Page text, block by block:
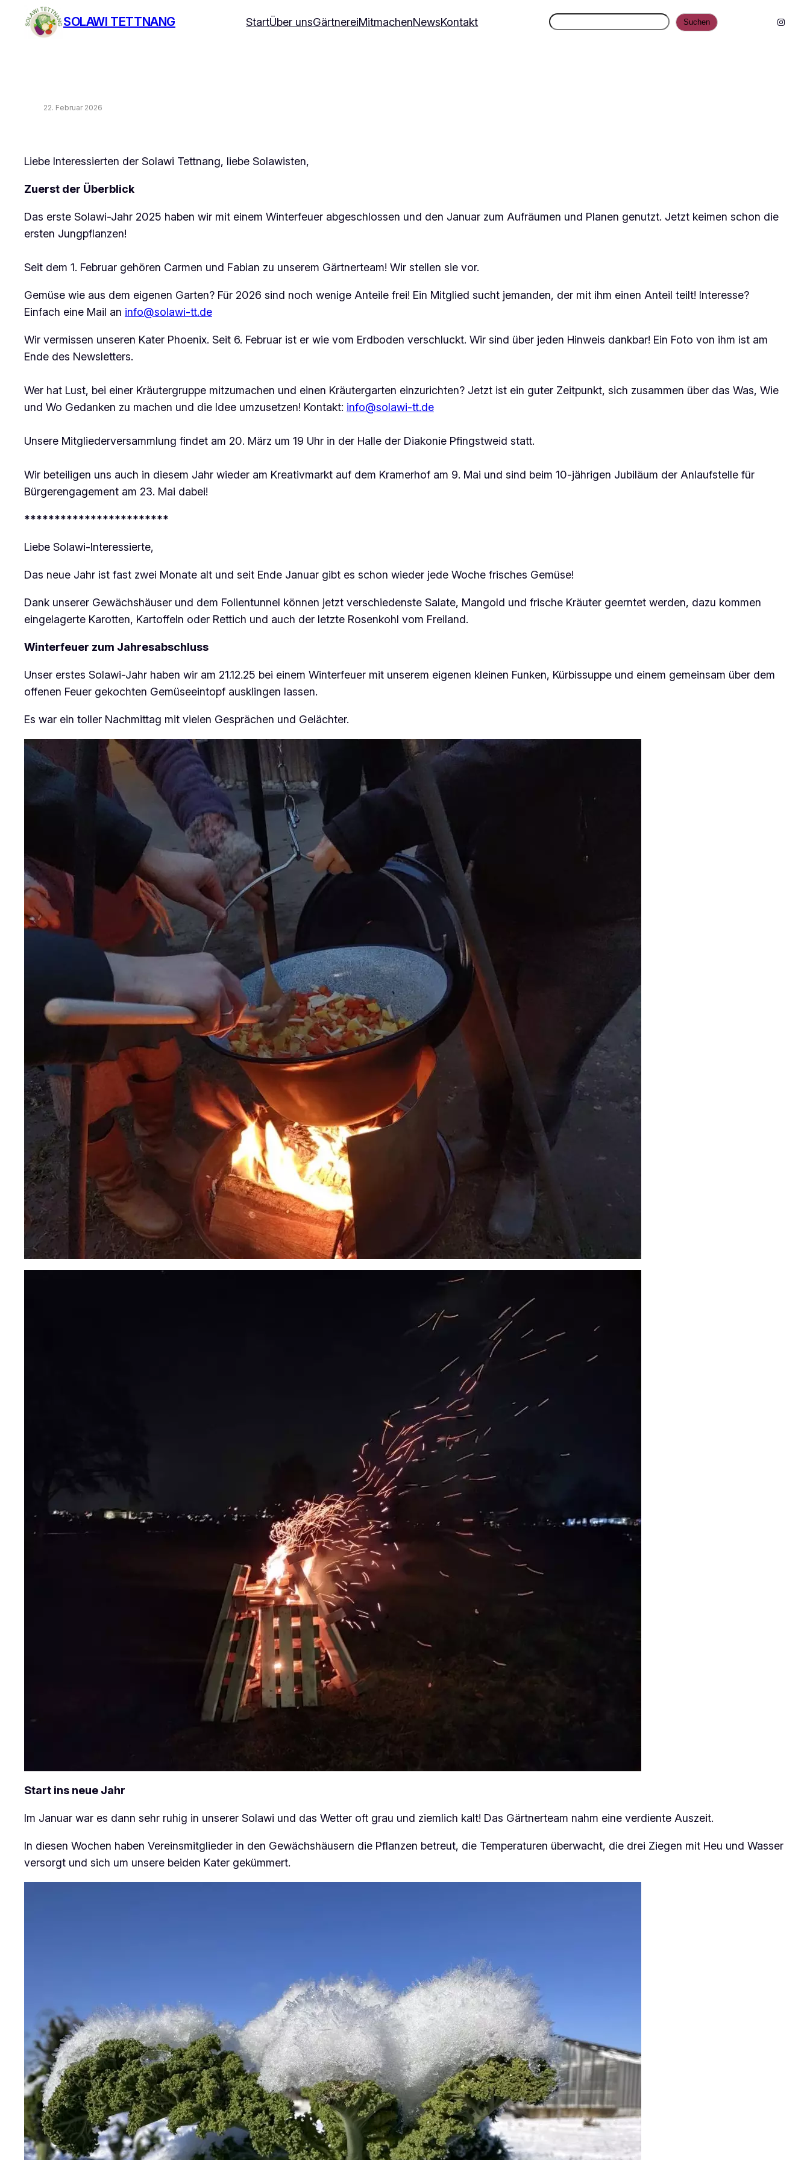
Inhalt
SOLAWI TETTNANG StartÜber unsGärtnereiMitmachenNewsKontakt Suchen Suchen
22. Februar 2026
Liebe Interessierten der Solawi Tettnang, liebe Solawisten,
Zuerst der Überblick
Das erste Solawi-Jahr 2025 haben wir mit einem Winterfeuer abgeschlossen und den Januar zum Aufräumen und Planen genutzt. Jetzt keimen schon die
ersten Jungpflanzen!
Seit dem 1. Februar gehören Carmen und Fabian zu unserem Gärtnerteam! Wir stellen sie vor.
Gemüse wie aus dem eigenen Garten? Für 2026 sind noch wenige Anteile frei! Ein Mitglied sucht jemanden, der mit ihm einen Anteil teilt! Interesse?
Einfach eine Mail an info@solawi-tt.de
Wir vermissen unseren Kater Phoenix. Seit 6. Februar ist er wie vom Erdboden verschluckt. Wir sind über jeden Hinweis dankbar! Ein Foto von ihm ist am
Ende des Newsletters.
Wer hat Lust, bei einer Kräutergruppe mitzumachen und einen Kräutergarten einzurichten? Jetzt ist ein guter Zeitpunkt, sich zusammen über das Was, Wie
und Wo Gedanken zu machen und die Idee umzusetzen! Kontakt: info@solawi-tt.de
Unsere Mitgliederversammlung findet am 20. März um 19 Uhr in der Halle der Diakonie Pfingstweid statt.
Wir beteiligen uns auch in diesem Jahr wieder am Kreativmarkt auf dem Kramerhof am 9. Mai und sind beim 10-jährigen Jubiläum der Anlaufstelle für
Bürgerengagement am 23. Mai dabei!
************************
Liebe Solawi-Interessierte,
Das neue Jahr ist fast zwei Monate alt und seit Ende Januar gibt es schon wieder jede Woche frisches Gemüse!
Dank unserer Gewächshäuser und dem Folientunnel können jetzt verschiedenste Salate, Mangold und frische Kräuter geerntet werden, dazu kommen
eingelagerte Karotten, Kartoffeln oder Rettich und auch der letzte Rosenkohl vom Freiland.
Winterfeuer zum Jahresabschluss
Unser erstes Solawi-Jahr haben wir am 21.12.25 bei einem Winterfeuer mit unserem eigenen kleinen Funken, Kürbissuppe und einem gemeinsam über dem
offenen Feuer gekochten Gemüseeintopf ausklingen lassen.
Es war ein toller Nachmittag mit vielen Gesprächen und Gelächter.
Start ins neue Jahr
Im Januar war es dann sehr ruhig in unserer Solawi und das Wetter oft grau und ziemlich kalt! Das Gärtnerteam nahm eine verdiente Auszeit.
In diesen Wochen haben Vereinsmitglieder in den Gewächshäusern die Pflanzen betreut, die Temperaturen überwacht, die drei Ziegen mit Heu und Wasser
versorgt und sich um unsere beiden Kater gekümmert.